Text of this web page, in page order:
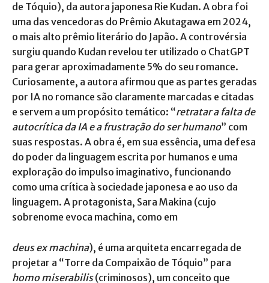
de Tóquio), da autora japonesa Rie Kudan. A obra foi
uma das vencedoras do Prêmio Akutagawa em 2024,
o mais alto prêmio literário do Japão. A controvérsia
surgiu quando Kudan revelou ter utilizado o ChatGPT
para gerar aproximadamente 5% do seu romance.
Curiosamente, a autora afirmou que as partes geradas
por IA no romance são claramente marcadas e citadas
e servem a um propósito temático: “retratar a falta de
autocrítica da IA e a frustração do ser humano” com
suas respostas. A obra é, em sua essência, uma defesa
do poder da linguagem escrita por humanos e uma
exploração do impulso imaginativo, funcionando
como uma crítica à sociedade japonesa e ao uso da
linguagem. A protagonista, Sara Makina (cujo
sobrenome evoca machina, como em
deus ex machina), é uma arquiteta encarregada de
projetar a “Torre da Compaixão de Tóquio” para
homo miserabilis(criminosos), um conceito que